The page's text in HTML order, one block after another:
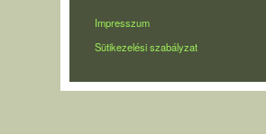
LÁBLÉC
Impresszum
Sütikezelési szabályzat